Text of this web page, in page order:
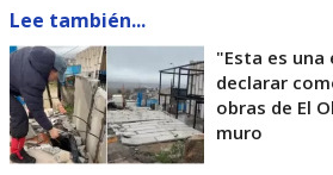
Lee también...
"Esta es
declarar
obras de El
muro